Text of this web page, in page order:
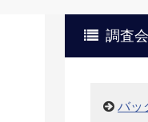
調査
バッ